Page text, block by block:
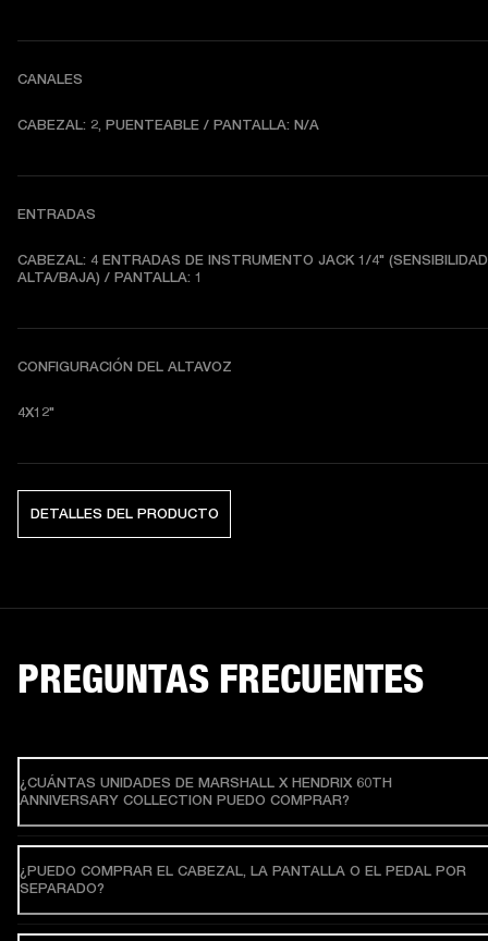
CANALES
CABEZAL: 2, PUENTEABLE / PANTALLA: N/A
ENTRADAS
CABEZAL: 4 ENTRADAS DE INSTRUMENTO JACK 1/4" (SENSIBILIDAD
ALTA/BAJA) / PANTALLA: 1
CONFIGURACIÓN DEL ALTAVOZ
4X12"
DETALLES DEL PRODUCTO
PREGUNTAS FRECUENTES
¿CUÁNTAS UNIDADES DE MARSHALL X HENDRIX 60TH
ANNIVERSARY COLLECTION PUEDO COMPRAR?
¿PUEDO COMPRAR EL CABEZAL, LA PANTALLA O EL PEDAL POR
SEPARADO?